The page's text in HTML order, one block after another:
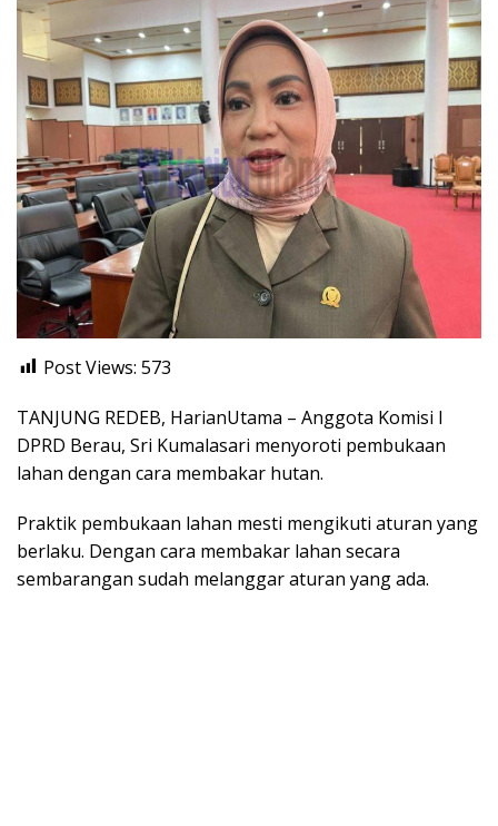
Post Views: 573
TANJUNG REDEB, HarianUtama – Anggota Komisi I
DPRD Berau, Sri Kumalasari menyoroti pembukaan
lahan dengan cara membakar hutan.
Praktik pembukaan lahan mesti mengikuti aturan yang
berlaku. Dengan cara membakar lahan secara
sembarangan sudah melanggar aturan yang ada.